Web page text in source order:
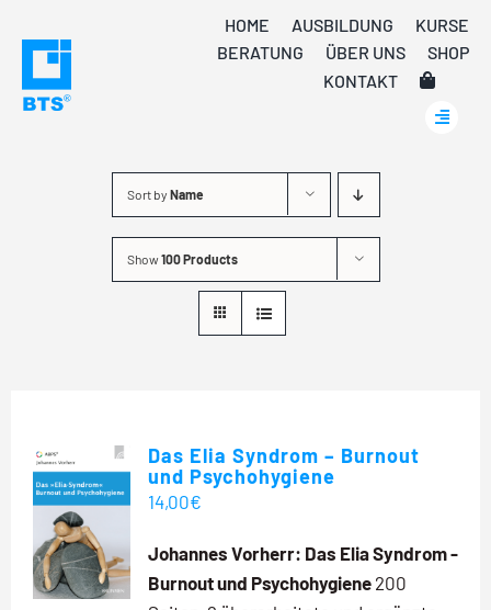
content
HOME AUSBILDUNG
KURSE
BERATUNG
ÜBER UNS
SHOP
KONTAKT
Sort by Name
Show100 Products
Das Elia Syndrom – Burnout
und Psychohygiene
14,00€
Johannes Vorherr: Das Elia Syndrom -
Burnout und Psychohygiene200